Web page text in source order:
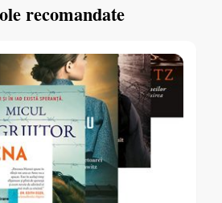
recomandate